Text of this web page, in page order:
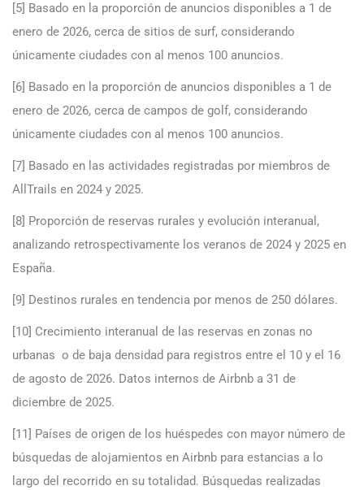
[5] Basado en la proporción de anuncios disponibles a 1 de
enero de 2026, cerca de sitios de surf, considerando
únicamente ciudades con al menos 100 anuncios.
[6] Basado en la proporción de anuncios disponibles a 1 de
enero de 2026, cerca de campos de golf, considerando
únicamente ciudades con al menos 100 anuncios.
[7] Basado en las actividades registradas por miembros de
AllTrails en 2024 y 2025.
[8] Proporción de reservas rurales y evolución interanual,
analizando retrospectivamente los veranos de 2024 y 2025 en
España.
[9] Destinos rurales en tendencia por menos de 250 dólares.
[10] Crecimiento interanual de las reservas en zonas no
urbanas o de baja densidad para registros entre el 10 y el 16
de agosto de 2026. Datos internos de Airbnb a 31 de
diciembre de 2025.
[11] Países de origen de los huéspedes con mayor número de
búsquedas de alojamientos en Airbnb para estancias a lo
largo del recorrido en su totalidad. Búsquedas realizadas